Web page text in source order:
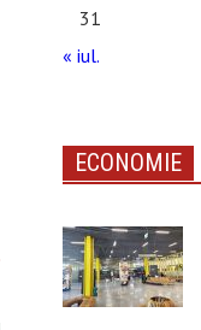
31
« iul.
ECONOMIE